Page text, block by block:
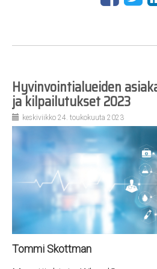
Hyvinvointialueiden
ja kilpailutukset 2023
keskiviikko 24. toukokuuta 2023
Tommi Skottman